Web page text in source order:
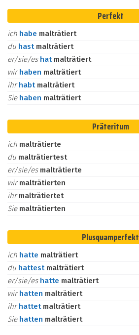
Perfekt
ich habe malträtiert
du hast malträtiert
er/sie/es hat malträtiert
wirhaben malträtiert
ihrhabt malträtiert
Sie haben malträtiert
Präteritum
ich malträtierte
du malträtiertest
er/sie/es malträtierte
wirmalträtierten
ihrmalträtiertet
Sie malträtierten
Plusquamperfekt
ich hatte malträtiert
du hattest malträtiert
er/sie/es hatte malträtiert
wirhatten malträtiert
ihrhattet malträtiert
Sie hatten malträtiert